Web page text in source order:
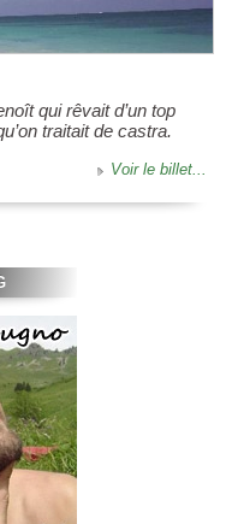
qui rêvait d’un top
traitait de castra.
Voir le billet...